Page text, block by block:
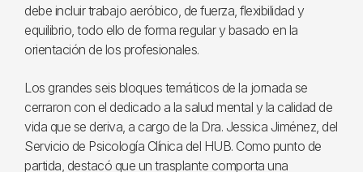
debe incluir trabajo aeróbico, de fuerza, flexibilidad y
equilibrio, todo ello de forma regular y basado en la
orientación de los profesionales.
Los grandes seis bloques temáticos de la jornada se
cerraron con el dedicado a la salud mental y la calidad de
vida que se deriva, a cargo de la Dra. Jessica Jiménez, del
Servicio de Psicología Clínica del HUB. Como punto de
partida, destacó que un trasplante comporta una